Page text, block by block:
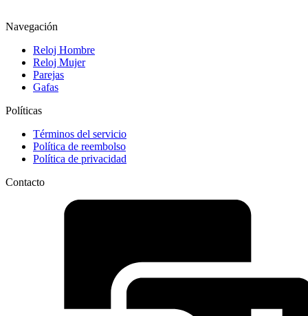
Navegación
Reloj Hombre
Reloj Mujer
Parejas
Gafas
Políticas
Términos del servicio
Política de reembolso
Política de privacidad
Contacto